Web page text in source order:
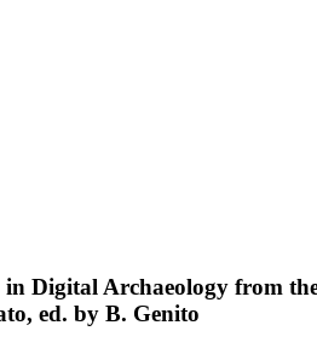
Digital Archaeology from
ed. by B. Genito